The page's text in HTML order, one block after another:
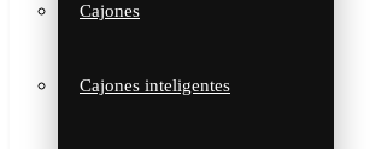
Cajones
Cajones inteligentes